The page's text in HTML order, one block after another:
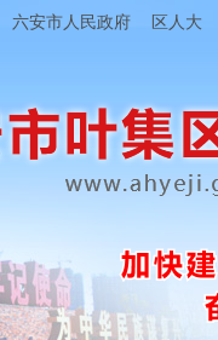
六安市人民政府 区人大